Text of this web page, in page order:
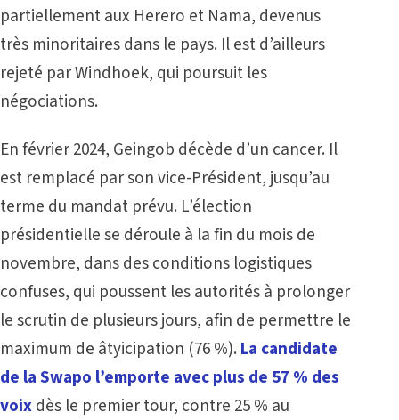
partiellement aux Herero et Nama, devenus
très minoritaires dans le pays. Il est d’ailleurs
rejeté par Windhoek, qui poursuit les
négociations.
En février 2024, Geingob décède d’un cancer. Il
est remplacé par son vice-Président, jusqu’au
terme du mandat prévu. L’élection
présidentielle se déroule à la fin du mois de
novembre, dans des conditions logistiques
confuses, qui poussent les autorités à prolonger
le scrutin de plusieurs jours, afin de permettre le
maximum de âtyicipation (76 %). La candidate
de la Swapo l’emporte avec plus de 57 % des
voixdès le premier tour, contre 25 % au